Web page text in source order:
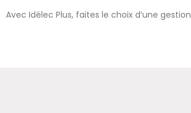
Avec Idélec Plus, faites le choix d’une